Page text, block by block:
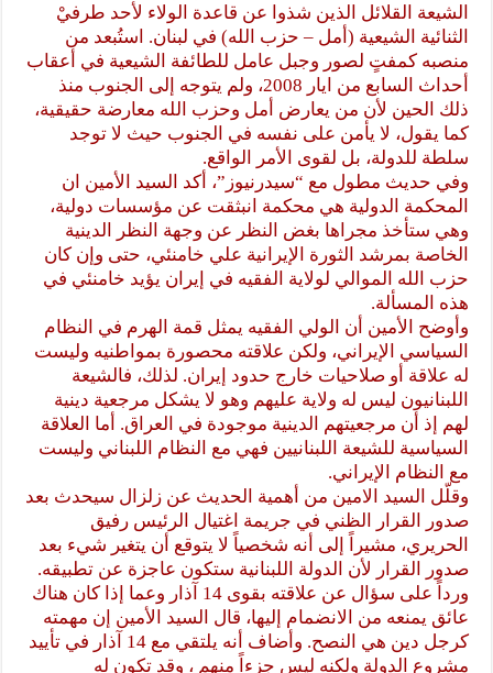
الشيعة القلائل الذين شذوا عن قاعدة الولاء لأحد طرفيْ
الثنائية الشيعية (أمل – حزب الله) في لبنان. استُبعد من
منصبه كمفتٍ لصور وجبل عامل للطائفة الشيعية في أعقاب
أحداث السابع من ايار 2008، ولم يتوجه إلى الجنوب منذ
ذلك الحين لأن من يعارض أمل وحزب الله معارضة حقيقية،
كما يقول، لا يأمن على نفسه في الجنوب حيث لا توجد
سلطة للدولة، بل لقوى الأمر الواقع.
وفي حديث مطول مع “سيدرنيوز”، أكد السيد الأمين ان
المحكمة الدولية هي محكمة انبثقت عن مؤسسات دولية،
وهي ستأخذ مجراها بغض النظر عن وجهة النظر الدينية
الخاصة بمرشد الثورة الإيرانية علي خامنئي، حتى وإن كان
حزب الله الموالي لولاية الفقيه في إيران يؤيد خامنئي في
هذه المسألة.
وأوضح الأمين أن الولي الفقيه يمثل قمة الهرم في النظام
السياسي الإيراني، ولكن علاقته محصورة بمواطنيه وليست
له علاقة أو صلاحيات خارج حدود إيران. لذلك، فالشيعة
اللبنانيون ليس له ولاية عليهم وهو لا يشكل مرجعية دينية
لهم إذ أن مرجعيتهم الدينية موجودة في العراق. أما العلاقة
السياسية للشيعة اللبنانيين فهي مع النظام اللبناني وليست
مع النظام الإيراني.
وقلّل السيد الامين من أهمية الحديث عن زلزال سيحدث بعد
صدور القرار الظني في جريمة اغتيال الرئيس رفيق
الحريري، مشيراً إلى أنه شخصياً لا يتوقع أن يتغير شيء بعد
صدور القرار لأن الدولة اللبنانية ستكون عاجزة عن تطبيقه.
ورداً على سؤال عن علاقته بقوى 14 آذار وعما إذا كان هناك
عائق يمنعه من الانضمام إليها، قال السيد الأمين إن مهمته
كرجل دين هي النصح. وأضاف أنه يلتقي مع 14 آذار في تأييد
مشروع الدولة ولكنه ليس جزءاً منهم ، وقد تكون له